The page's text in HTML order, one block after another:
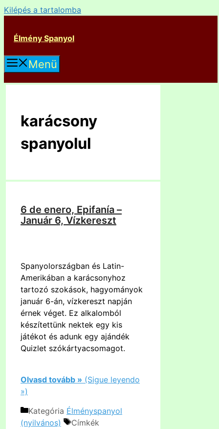
Kilépés a tartalomba
Élmény Spanyol
Menü
karácsony
spanyolul
6 de enero, Epifanía –
Január 6, Vízkereszt
Spanyolországban és Latin-
Amerikában a karácsonyhoz
tartozó szokások, hagyományok
január 6-án, vízkereszt napján
érnek véget. Ez alkalomból
készítettünk nektek egy kis
játékot és adunk egy ajándék
Quizlet szókártyacsomagot.
Olvasd tovább » (Sigue leyendo
»)
Kategória Élményspanyol
(nyilvános)
Címkék